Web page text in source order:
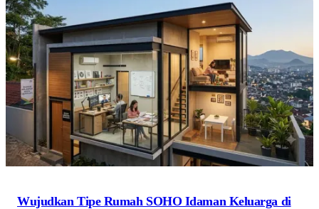
Wujudkan Tipe Rumah SOHO Idaman Keluarga di